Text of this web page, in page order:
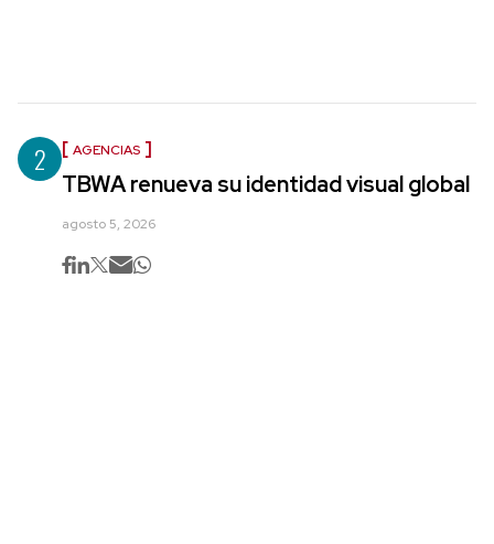
2 AGENCIAS
TBWA renueva su identidad visual global
agosto 5, 2026